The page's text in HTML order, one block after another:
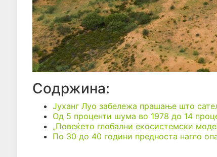
Содржина:
Јуханг Луо забележа прашање што
Од 5 проценти шума во 1978 до 14
„Повеќето глобални екосистемски
По 30 до 40 години предноста нагло